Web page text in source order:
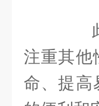
此
注重其他
命、提高